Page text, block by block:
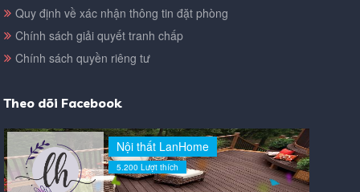
Quy định về xác nhận thông tin đặt phòng
Chính sách giải quyết tranh chấp
Chính sách quyền riêng tư
Theo dõi Facebook
Nội thất LanHome
5.200 Lượt thích